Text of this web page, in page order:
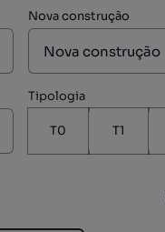
Nova construção
Tipologia
T0 T1